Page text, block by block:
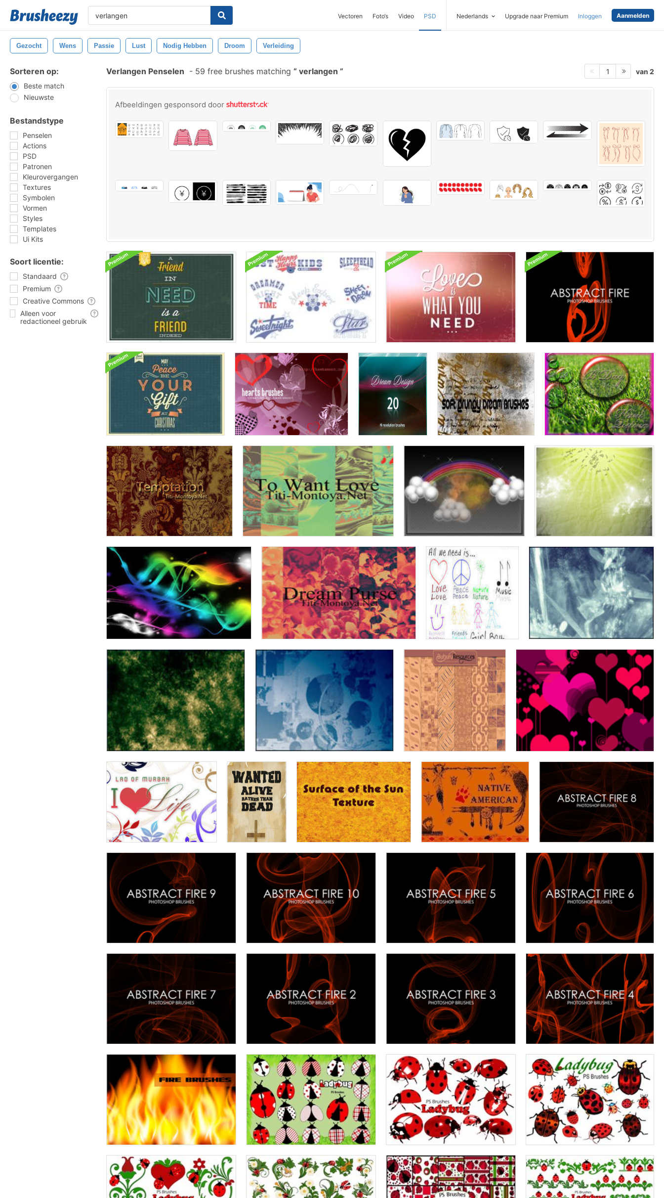
Vectoren Foto‘s Video PSD Nederlands Upgrade naar Premium Inloggen Aanmelden
Gezocht Wens Passie Lust Nodig Hebben Droom Verleiding
Sorteren op:
Beste match
Nieuwste
Bestandstype
Penselen
Actions
PSD
Patronen
Kleurovergangen
Textures
Symbolen
Vormen
Styles
Templates
Ui Kits
Soort licentie:
Standaard
Premium
Creative Commons
Alleen voor
redactioneel gebruik
Verlangen Penselen - 59 free brushes matching verlangen 1 van 2
Afbeeldingen gesponsord door